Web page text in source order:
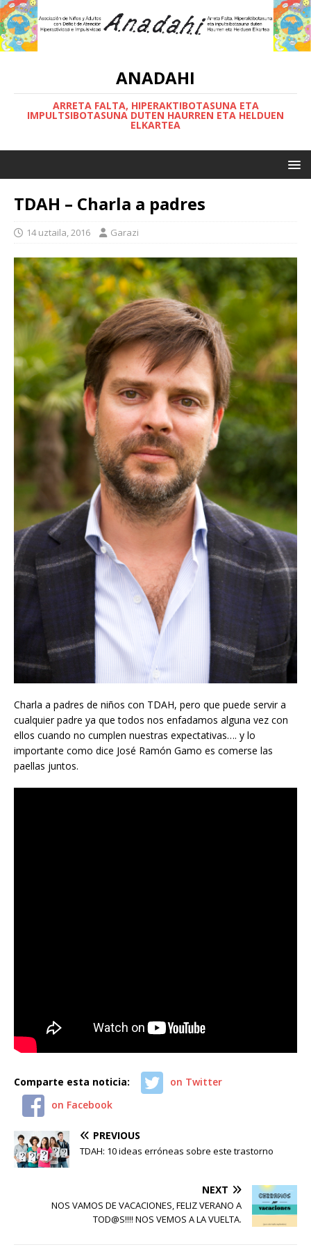
ANADAHI
ARRETA FALTA, HIPERAKTIBOTASUNA ETA
IMPULTSIBOTASUNA DUTEN HAURREN ETA HELDUEN
ELKARTEA
TDAH – Charla a padres
14 uztaila, 2016 Garazi
Charla a padres de niños con TDAH, pero que puede servir a
cualquier padre ya que todos nos enfadamos alguna vez con
ellos cuando no cumplen nuestras expectativas…. y lo
importante como dice José Ramón Gamo es comerse las
paellas juntos.
Comparte esta noticia:
on Twitter
on Facebook
PREVIOUS
TDAH: 10 ideas erróneas sobre este trastorno
NEXT
NOS VAMOS DE VACACIONES, FELIZ VERANO A
TOD@S!!!! NOS VEMOS A LA VUELTA.